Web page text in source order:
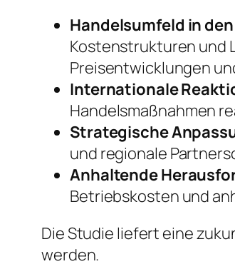
Handelsumfeld in den
Kostenstrukturen und
Preisentwicklungen
Internationale
Handelsmaßnahmen
Strategische
und regionale
Anhaltende
Betriebskosten und
Die Studie liefert eine
werden.